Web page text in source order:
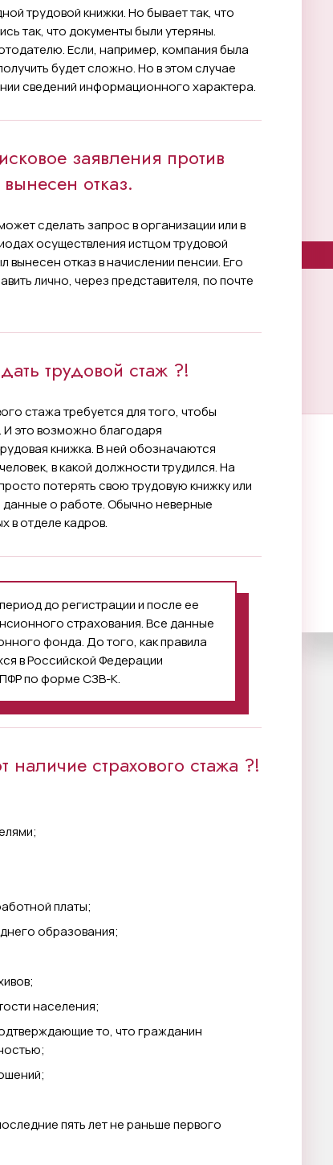
трудовой книжки. Но бывает так, что
так, что документы были утеряны.
Если, например, компания была
будет сложно. Но в этом случае
сведений информационного характера.
заявления против
отказ.
сделать запрос в организации или в
осуществления истцом трудовой
вынесен отказ в начислении пенсии. Его
лично, через представителя, по почте
трудовой стаж ?!
стажа требуется для того, чтобы
это возможно благодаря
книжка. В ней обозначаются
в какой должности трудился. На
потерять свою трудовую книжку или
о работе. Обычно неверные
в отделе кадров.
до регистрации и после ее
страхования. Все данные
фонда. До того, как правила
в Российской Федерации
по форме СЗВ-К.
страхового стажа ?!
платы;
образования;
населения;
то, что гражданин
пять лет не раньше первого